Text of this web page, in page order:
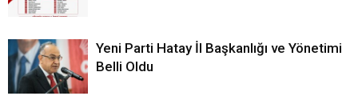
Yeni Parti Hatay İl Başkanlığı ve Yönetimi
Belli Oldu